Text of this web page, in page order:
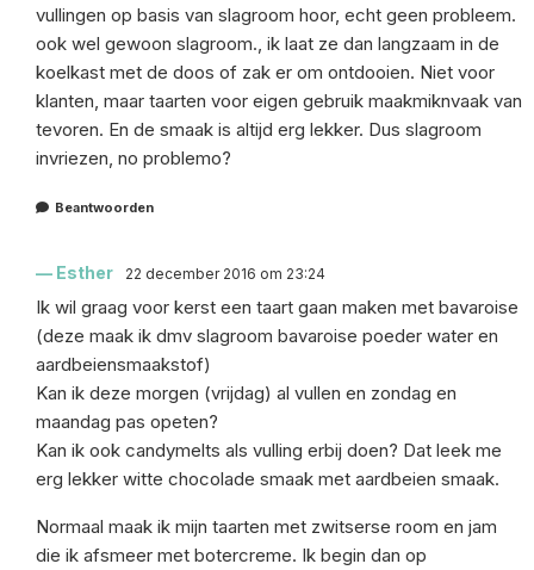
vullingen op basis van slagroom hoor, echt geen probleem.
ook wel gewoon slagroom., ik laat ze dan langzaam in de
koelkast met de doos of zak er om ontdooien. Niet voor
klanten, maar taarten voor eigen gebruik maakmiknvaak van
tevoren. En de smaak is altijd erg lekker. Dus slagroom
invriezen, no problemo?
Beantwoorden
Esther 22 december 2016 om 23:24
Ik wil graag voor kerst een taart gaan maken met bavaroise
(deze maak ik dmv slagroom bavaroise poeder water en
aardbeiensmaakstof)
Kan ik deze morgen (vrijdag) al vullen en zondag en
maandag pas opeten?
Kan ik ook candymelts als vulling erbij doen? Dat leek me
erg lekker witte chocolade smaak met aardbeien smaak.
Normaal maak ik mijn taarten met zwitserse room en jam
die ik afsmeer met botercreme. Ik begin dan op